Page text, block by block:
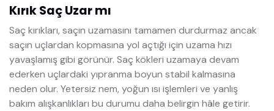
Kırık Saç Uzar mı
Saç kırıkları, saçın uzamasını tamamen durdurmaz ancak
saçın uçlardan kopmasına yol açtığı için uzama hızı
yavaşlamış gibi görünür. Saç kökleri uzamaya devam
ederken uçlardaki yıpranma boyun stabil kalmasına
neden olur. Yetersiz nem, yoğun ısı işlemleri ve yanlış
bakım alışkanlıkları bu durumu daha belirgin hâle getirir.